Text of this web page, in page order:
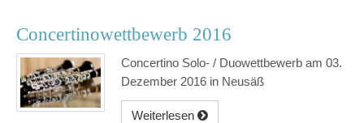
Concertinowettbewerb 2016
Concertino Solo- / Duowettbewerb am 03.
Dezember 2016 in Neusäß
Weiterlesen